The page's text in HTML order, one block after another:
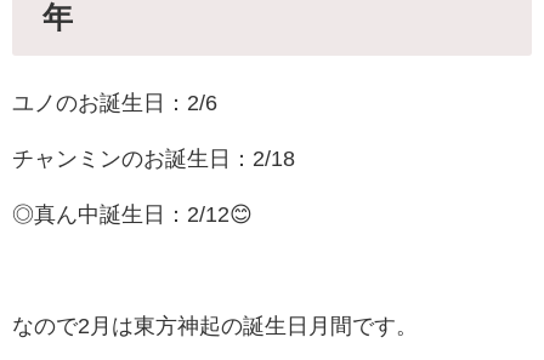
年
ユノのお誕生日：2/6
チャンミンのお誕生日：2/18
◎真ん中誕生日：2/12😊
なので2月は東方神起の誕生日月間です。